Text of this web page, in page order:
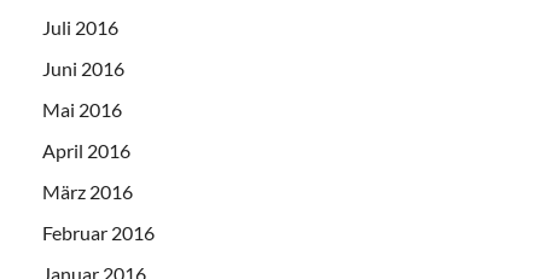
Juli 2016
Juni 2016
Mai 2016
April 2016
März 2016
Februar 2016
Januar 2016